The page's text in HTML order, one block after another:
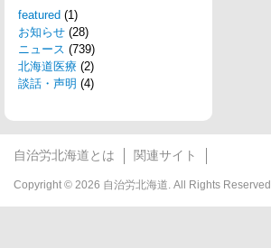
featured (1)
お知らせ (28)
ニュース (739)
北海道医療 (2)
談話・声明 (4)
自治労北海道とは 関連サイト
Copyright © 2026 自治労北海道. All Rights Reserved.